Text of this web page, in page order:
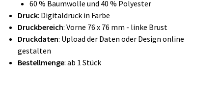
60 % Baumwolle und 40 % Polyester
Druck: Digitaldruck in Farbe
Druckbereich: Vorne 76 x 76 mm - linke Brust
Druckdaten: Upload der Daten oder Design online
gestalten
Bestellmenge: ab 1 Stück